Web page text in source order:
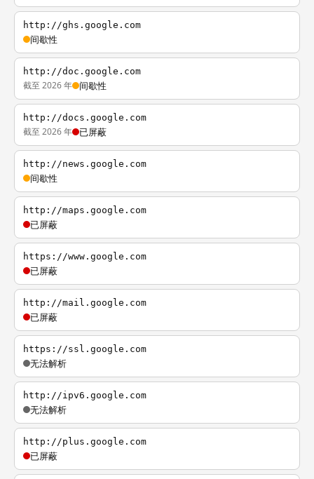
http://ghs.google.com
间歇性
http://doc.google.com
截至 2026 年 间歇性
http://docs.google.com
截至 2026 年 已屏蔽
http://news.google.com
间歇性
http://maps.google.com
已屏蔽
https://www.google.com
已屏蔽
http://mail.google.com
已屏蔽
https://ssl.google.com
无法解析
http://ipv6.google.com
无法解析
http://plus.google.com
已屏蔽